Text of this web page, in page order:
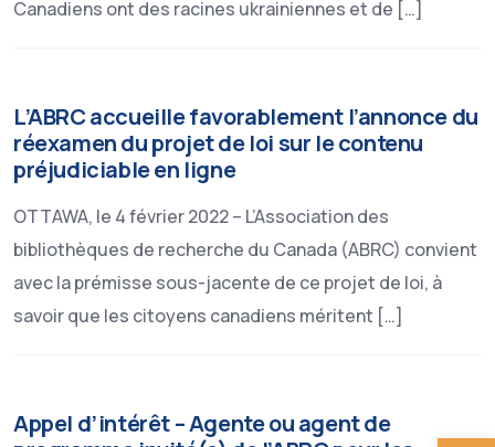
Canadiens ont des racines ukrainiennes et de […]
L’ABRC accueille favorablement l’annonce du
réexamen du projet de loi sur le contenu
préjudiciable en ligne
OTTAWA, le 4 février 2022 – L’Association des
bibliothèques de recherche du Canada (ABRC) convient
avec la prémisse sous-jacente de ce projet de loi, à
savoir que les citoyens canadiens méritent […]
Appel d’intérêt – Agente ou agent de